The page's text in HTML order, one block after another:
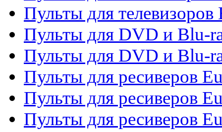
Пульты для телевизоров
Пульты для DVD и Blu-
Пульты для DVD и Blu-
Пульты для ресиверов
Пульты для ресиверов
Пульты для ресиверов